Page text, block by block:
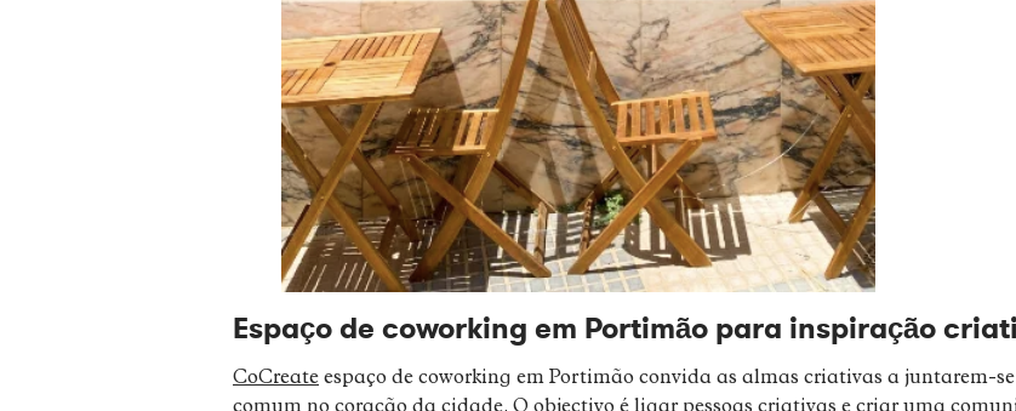
Espaço de coworking em Portimão para inspiração
CoCreate espaço de coworking em Portimão convida as almas criativas a juntarem-